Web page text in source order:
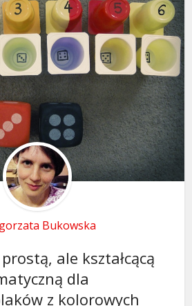
Bukowska
ale kształcącą
dla
z kolorowych